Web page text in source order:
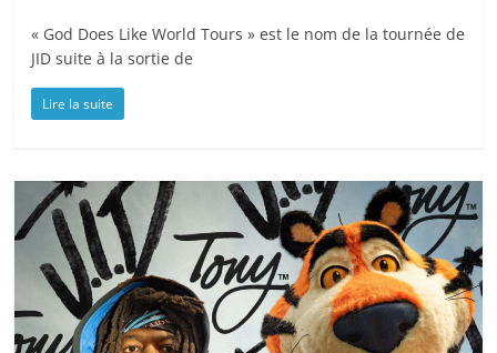
« God Does Like World Tours » est le nom de la tournée de
JID suite à la sortie de
Lire la suite